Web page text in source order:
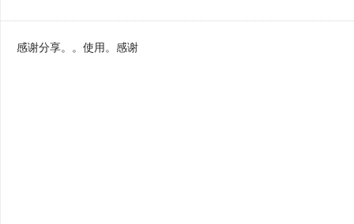
感谢分享。。使用。感谢